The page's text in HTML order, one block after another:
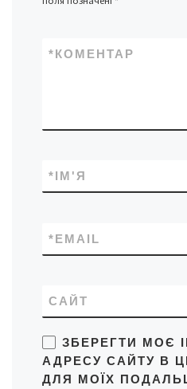
КОМЕНТАР
*
ІМ'Я
*
EMAIL
*
САЙТ
ЗБЕРЕГТИ МОЄ
АДРЕСУ САЙТУ В
ДЛЯ МОЇХ